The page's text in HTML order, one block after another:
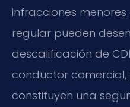
infracciones
regular pueden
descalificación de
conductor
constituyen una